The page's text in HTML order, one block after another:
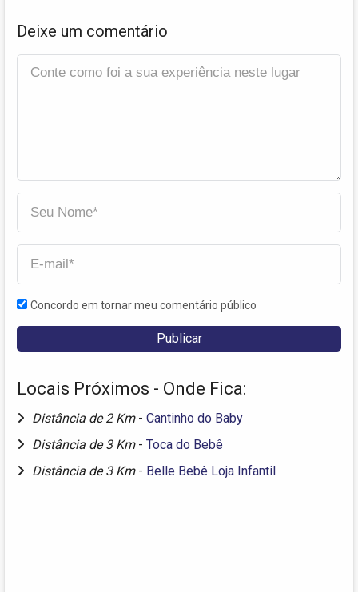
Deixe um comentário
Concordo em tornar meu comentário público
Locais Próximos - Onde Fica:
Distância de 2 Km - Cantinho do Baby
Distância de 3 Km - Toca do Bebê
Distância de 3 Km - Belle Bebê Loja Infantil